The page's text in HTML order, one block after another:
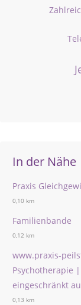
In der Nähe
Praxis
0,10 km
Familienbande
0,12 km
www.praxis-
Psychotherapie
eingeschränkt
0,13 km